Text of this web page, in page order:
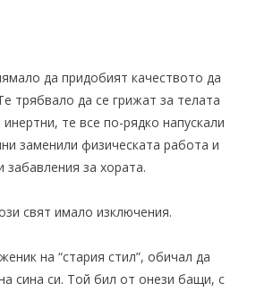
да придобият качеството да
трябвало да се грижат за телата
те все по-рядко напускали
заменили физическата работа и
за хората.
свят имало изключения.
на “стария стил”, обичал да
сина си. Той бил от онези бащи, с